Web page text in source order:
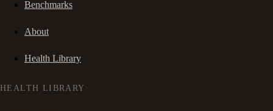
Benchmarks
About
Health Library
HEALTH LIBRARY